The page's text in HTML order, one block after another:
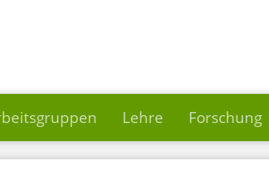
Lehre Forschung